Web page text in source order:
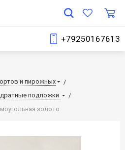
+79250167613
и пирожных
подложки
золото